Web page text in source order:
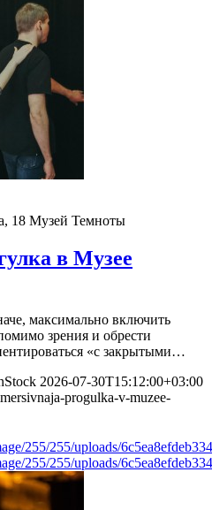
18 Музей Темноты
в Музее
максимально включить
зрения и обрести
«с закрытыми…
2026-07-30T15:12:00+03:00
progulka-v-muzee-
255/255/uploads/
255/255/uploads/